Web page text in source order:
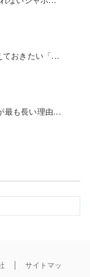
ておきたい「...
最も長い理由...
サイトマッ